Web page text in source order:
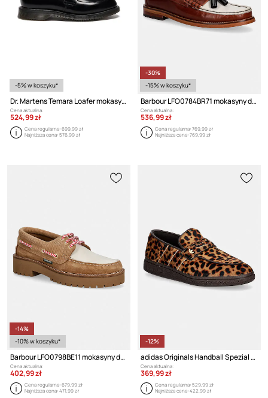
-5% w koszyku*
Dr. Martens Temara Loafer mokasyny damskie skórzane
Cena aktualna:
524,99 zł
Cena regularna:699,99 zł
Najniższa cena:576,99 zł
-30%
-15% w koszyku*
Barbour LFO0784BR71 mokasyny damskie skórzane
Cena aktualna:
536,99 zł
Cena regularna:769,99 zł
Najniższa cena:769,99 zł
-14%
-10% w koszyku*
Barbour LFO0798BE11 mokasyny damskie
Cena aktualna:
402,99 zł
Cena regularna:679,99 zł
Najniższa cena:471,99 zł
-12%
adidas Originals Handball Spezial Loafer mokasyny damskie skórzane
Cena aktualna:
369,99 zł
Cena regularna:529,99 zł
Najniższa cena:422,99 zł